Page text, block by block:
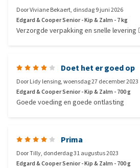
DoorViviane Bekaert, dinsdag 9 juni 2026
Edgard & Cooper Senior - Kip & Zalm - 7 kg
Verzorgde verpakking en snelle levering
Doet het er goed op
DoorLidy lensing,woensdag 27 december 2023
Edgard & Cooper Senior - Kip & Zalm - 700 g
Goede voeding en goede ontlasting
Prima
DoorTilly, donderdag 31 augustus 2023
Edgard & Cooper Senior - Kip & Zalm - 700 g